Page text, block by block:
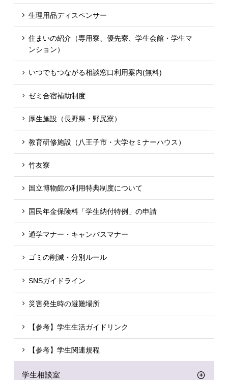
生理用品ディスペンサー
住まいの紹介（専用寮、優先寮、学生会館・学生マ
ンション）
いつでもつながる相談窓口利用案内(無料)
ゼミ合宿補助制度
厚生施設（長野県・野尻寮）
教育研修施設（八王子市・大学セミナーハウス）
竹友寮
国立博物館の利用特典制度について
国民年金保険料「学生納付特例」の申請
通学マナー・キャンパスマナー
ゴミの削減・分別ルール
SNSガイドライン
災害発生時の避難場所
【参考】学生生活ガイドリンク
【参考】学生関連規程
学生相談室